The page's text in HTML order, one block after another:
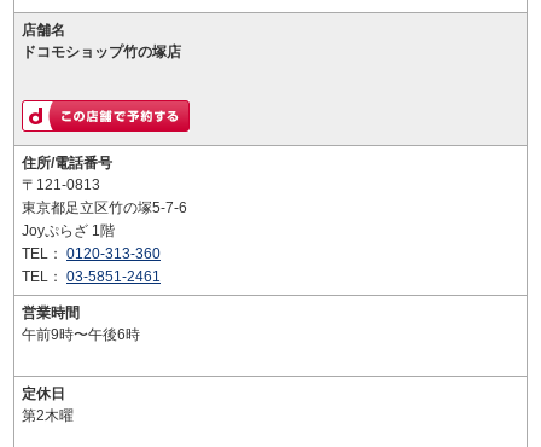
店舗名
ドコモショップ竹の塚店
住所/電話番号
〒121-0813
東京都足立区竹の塚5-7-6
Joyぷらざ 1階
TEL： 0120-313-360
TEL： 03-5851-2461
営業時間
午前9時〜午後6時
定休日
第2木曜